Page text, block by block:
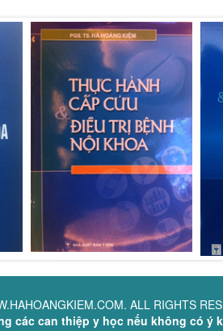
ALL RIGHTS
các can thiệp y học nếu không có ý